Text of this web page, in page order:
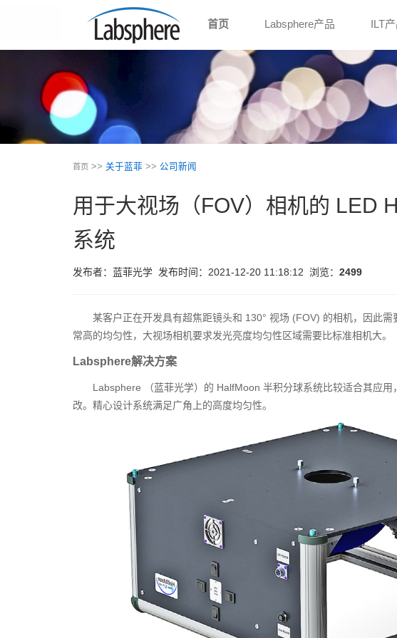
首页 Labsphere产品 ILT
首页 >> 关于蓝菲 >> 公司新闻
用于大视场（FOV）相机的 LED
系统
发布者：蓝菲光学 发布时间：2021-12-20 11:18:12 浏览： 2499
某客户正在开发具有超焦距镜头和 130° 视场 (FOV) 的相机，因此
常高的均匀性，大视场相机要求发光亮度均匀性区域需要比标准相机大。
Labsphere解决方案
Labsphere （蓝菲光学）的 HalfMoon 半积分球系统比较适合其应
改。精心设计系统满足广角上的高度均匀性。